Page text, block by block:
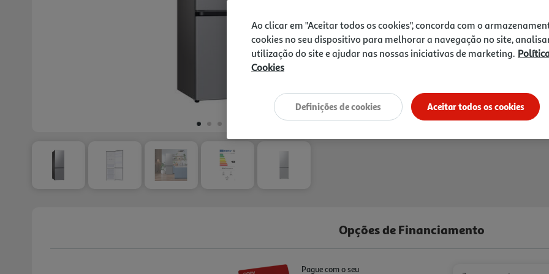
formação de gelo e reduz a
enquanto a tecnologia All-
refrigeração mais
compressor Digital
Fresh para melhor
ruído e acabamento Look
moderno para integrar
Entrega estimada entre
Opções de Financiamento
Pague com o seu
Ao clicar em "Aceitar todos os cookies", concorda com o
cookies no seu dispositivo para melhorar a navegação no site,
utilização do site e ajudar nas nossas iniciativas de marketing.
Cookies
Aceitar todos os cookies
Definições de cookies